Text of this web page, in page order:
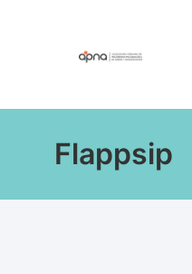
Flappsip